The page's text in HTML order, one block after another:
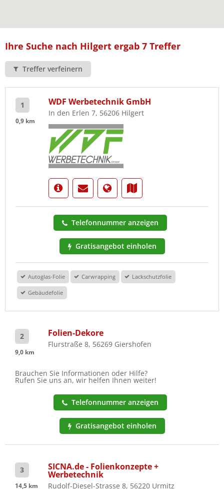
Ihre Suche nach Hilgert ergab 7 Treffer
Treffer verfeinern
1
0,9 km
WDF Werbetechnik GmbH
In den Erlen 7, 56206 Hilgert
Telefonnummer anzeigen
Gratisangebot einholen
Autoglas-Folie Carwrapping Lackschutzfolie
Gebäudefolie
2
9,0 km
Folien-Dekore
Flurstraße 8, 56269 Giershofen
Brauchen Sie Informationen oder Hilfe?
Rufen Sie uns an, wir helfen Ihnen weiter!
Telefonnummer anzeigen
Gratisangebot einholen
3
14,5 km
SICNA.de - Folienkonzepte +
Werbetechnik
Rudolf-Diesel-Strasse 8, 56220 Urmitz